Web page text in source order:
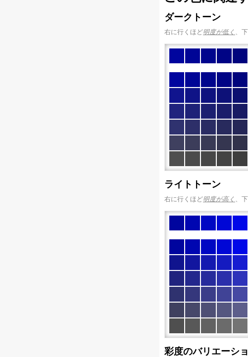
ダークトーン
右に行くほど明度が低く 、
ライトトーン
右に行くほど明度が高く 、
彩度のバリエーシ